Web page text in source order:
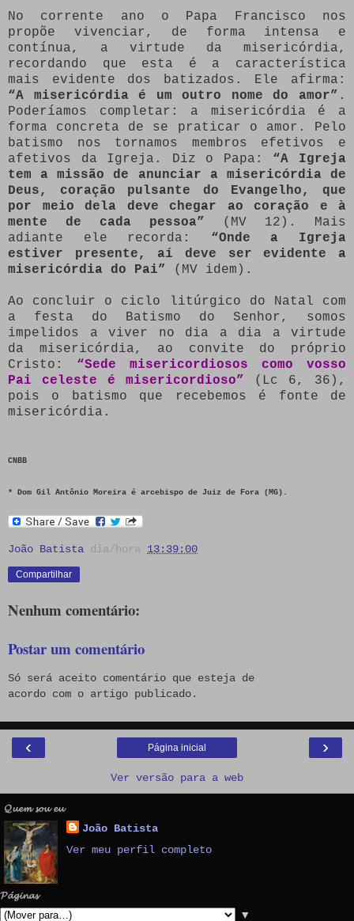
No corrente ano o Papa Francisco nos
propõe vivenciar, de forma intensa e
contínua, a virtude da misericórdia,
recordando que esta é a característica
mais evidente dos batizados. Ele afirma:
“A misericórdia é um outro nome do amor” .
Poderíamos completar: a misericórdia é a
forma concreta de se praticar o amor. Pelo
batismo nos tornamos membros efetivos e
afetivos da Igreja. Diz o Papa: “A Igreja
tem a missão de anunciar a misericórdia de
Deus, coração pulsante do Evangelho, que
por meio dela deve chegar ao coração e à
mente de cada pessoa”
(MV 12). Mais
adiante ele recorda: “Onde a Igreja
estiver presente, aí deve ser evidente a
misericórdia do Pai”
(MV idem).
Ao concluir o ciclo litúrgico do Natal com
a festa do Batismo do Senhor, somos
impelidos a viver no dia a dia a virtude
da misericórdia, ao convite do próprio
Cristo: “Sede misericordiosos como vosso
Pai celeste é misericordioso”
(Lc 6, 36),
pois o batismo que recebemos é fonte de
misericórdia.
CNBB
* Dom Gil Antônio Moreira é arcebispo de Juiz de Fora (MG).
João Batista dia/hora 13:39:00
Compartilhar
Nenhum comentário:
Postar um comentário
Só será aceito comentário que esteja de
acordo com o artigo publicado.
‹ ›
Página inicial
Ver versão para a web
𝓠𝓾𝓮𝓶 𝓼𝓸𝓾 𝓮𝓾
João Batista
Ver meu perfil completo
𝓟𝓪́𝓰𝓲𝓷𝓪𝓼
▼